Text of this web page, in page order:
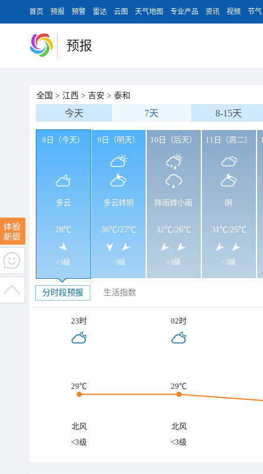
首页 预报 预警 雷达 云图 天气地图 专业产品 资讯 视频 节气
预报
全国 > 江西 > 吉安 > 泰和
今天 7天 8-15天
8日（今天）
多云
28℃
<3级
9日（明天）
多云转阴
36℃/27℃
<3级
10日（后天）
阵雨转小雨
32℃/26℃
<3级
11日（周二）
阴
31℃/25℃
<3级
分时段预报 生活指数
23时 02时
29℃ 29℃
北风
北风
<3级
<3级